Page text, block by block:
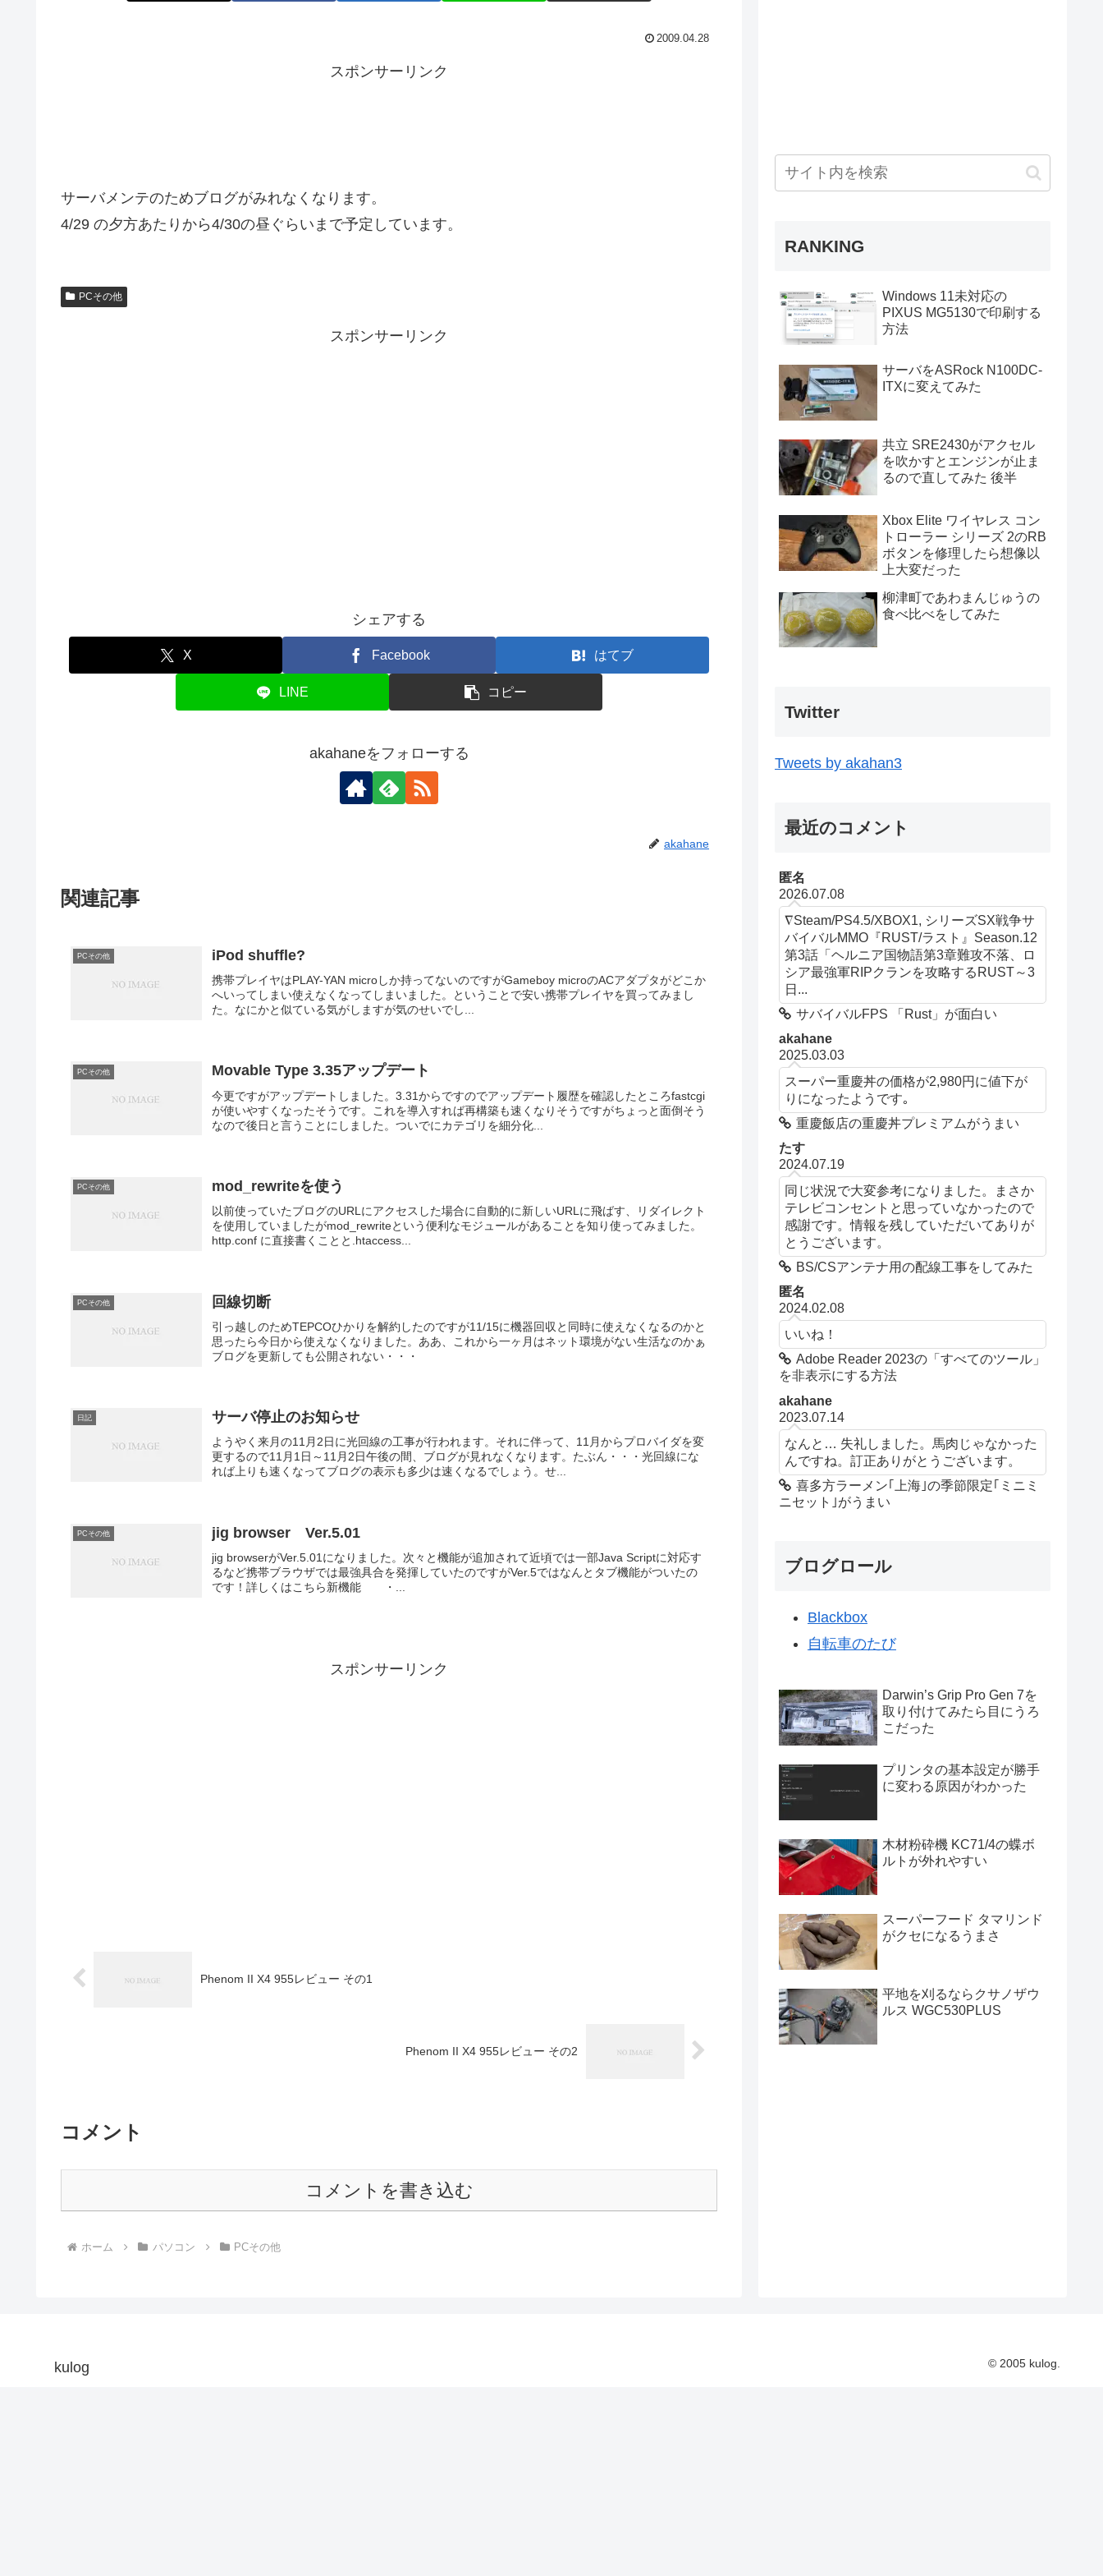
2009.04.28
スポンサーリンク
サーバメンテのためブログがみれなくなります。
4/29 の夕方あたりから4/30の昼ぐらいまで予定しています。
PCその他
スポンサーリンク
シェアする
X Facebook はてブ
LINE コピー
akahaneをフォローする
akahane
関連記事
PCその他 iPod shuffle?
携帯プレイヤはPLAY-YAN microしか持ってないのですがGameboy microのACアダプタがどこか
へいってしまい使えなくなってしまいました。ということで安い携帯プレイヤを買ってみまし
た。なにかと似ている気がしますが気のせいでし...
PCその他 Movable Type 3.35アップデート
今更ですがアップデートしました。3.31からですのでアップデート履歴を確認したところfastcgi
が使いやすくなったそうです。これを導入すれば再構築も速くなりそうですがちょっと面倒そう
なので後日と言うことにしました。ついでにカテゴリを細分化...
PCその他 mod_rewriteを使う
以前使っていたブログのURLにアクセスした場合に自動的に新しいURLに飛ばす、リダイレクト
を使用していましたがmod_rewriteという便利なモジュールがあることを知り使ってみました。
http.conf に直接書くことと.htaccess...
PCその他 回線切断
引っ越しのためTEPCOひかりを解約したのですが11/15に機器回収と同時に使えなくなるのかと
思ったら今日から使えなくなりました。ああ、これから一ヶ月はネット環境がない生活なのかぁ
ブログを更新しても公開されない・・・
日記 サーバ停止のお知らせ
ようやく来月の11月2日に光回線の工事が行われます。それに伴って、11月からプロバイダを変
更するので11月1日～11月2日午後の間、ブログが見れなくなります。たぶん・・・光回線にな
れば上りも速くなってブログの表示も多少は速くなるでしょう。せ...
PCその他 jig browser Ver.5.01
jig browserがVer.5.01になりました。次々と機能が追加されて近頃では一部Java Scriptに対応す
るなど携帯ブラウザでは最強具合を発揮していたのですがVer.5ではなんとタブ機能がついたの
です！詳しくはこちら新機能 ・...
スポンサーリンク
Phenom II X4 955レビュー その1
Phenom II X4 955レビュー その2
コメント
コメントを書き込む
ホーム パソコン PCその他
RANKING
Windows 11未対応の
PIXUS MG5130で印刷する
方法
サーバをASRock N100DC-
ITXに変えてみた
共立 SRE2430がアクセル
を吹かすとエンジンが止ま
るので直してみた 後半
Xbox Elite ワイヤレス コン
トローラー シリーズ 2のRB
ボタンを修理したら想像以
上大変だった
柳津町であわまんじゅうの
食べ比べをしてみた
Twitter
Tweets by akahan3
最近のコメント
匿名
2026.07.08
∇Steam/PS4.5/XBOX1, シリーズSX戦争サ
バイバルMMO『RUST/ラスト』Season.12
第3話「ヘルニア国物語第3章難攻不落、ロ
シア最強軍RIPクランを攻略するRUST～3
日...
サバイバルFPS 「Rust」が面白い
akahane
2025.03.03
スーパー重慶丼の価格が2,980円に値下が
りになったようです｡
重慶飯店の重慶丼プレミアムがうまい
たす
2024.07.19
同じ状況で大変参考になりました。まさか
テレビコンセントと思っていなかったので
感謝です。情報を残していただいてありが
とうございます。
BS/CSアンテナ用の配線工事をしてみた
匿名
2024.02.08
いいね！
Adobe Reader 2023の「すべてのツール」
を非表示にする方法
akahane
2023.07.14
なんと… 失礼しました。馬肉じゃなかった
んですね。訂正ありがとうございます。
喜多方ラーメン｢上海｣の季節限定｢ミニミ
ニセット｣がうまい
ブログロール
Blackbox
自転車のたび
Darwin’s Grip Pro Gen 7を
取り付けてみたら目にうろ
こだった
プリンタの基本設定が勝手
に変わる原因がわかった
木材粉砕機 KC71/4の蝶ボ
ルトが外れやすい
スーパーフード タマリンド
がクセになるうまさ
平地を刈るならクサノザウ
ルス WGC530PLUS
kulog © 2005 kulog.